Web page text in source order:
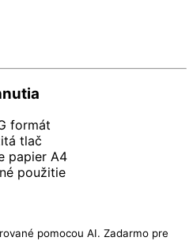
formát
tlač
papier A4
použitie
pomocou AI. Zadarmo pre